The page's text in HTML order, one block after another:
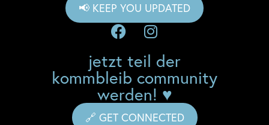
jetzt teil der
kommbleib community
werden! ♥
🔗 GET CONNECTED
📢 KEEP YOU UPDATED